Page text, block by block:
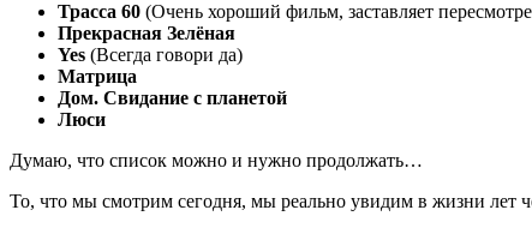
Трасса 60 (Очень хороший фильм, заставляет
Прекрасная Зелёная
Yes (Всегда говори да)
Матрица
Дом. Свидание с планетой
Люси
Думаю, что список можно и нужно продолжать…
То, что мы смотрим сегодня, мы реально увидим в жизни лет